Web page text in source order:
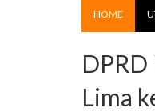
HOME
Lima